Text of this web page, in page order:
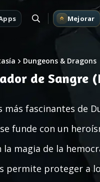
Mejorar
Dungeons & Dragons
de Sangre
más fascinantes de
funde con un
magia de la
permite proteger a